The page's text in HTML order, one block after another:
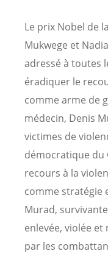
Le prix Nobel de
Mukwege et
adressé à toutes
éradiquer le
comme arme de
médecin, Denis
victimes de
démocratique du
recours à la
comme stratégie
Murad,
enlevée, violée
par les